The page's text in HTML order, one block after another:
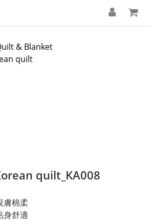
& Blanket
quilt
quilt_KA008
膚棉柔
身舒適